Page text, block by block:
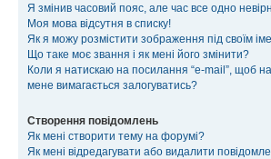
Я змінив часовий пояс, але час все одно
Моя мова відсутня в списку!
Як я можу розмістити зображення під своїм
Що таке моє звання і як мені його змінити?
Коли я натискаю на посилання “e-mail”, щоб
мене вимагається залогуватись?
Створення повідомлень
Як мені створити тему на форумі?
Як мені відредагувати або видалити